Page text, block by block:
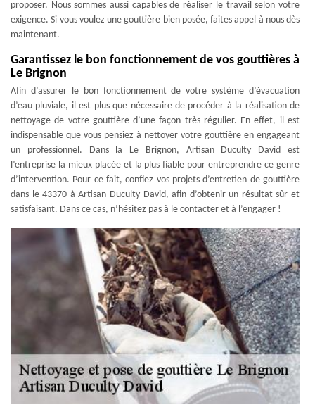
proposer. Nous sommes aussi capables de réaliser le travail selon votre
exigence. Si vous voulez une gouttière bien posée, faites appel à nous dès
maintenant.
Garantissez le bon fonctionnement de vos gouttières à
Le Brignon
Afin d’assurer le bon fonctionnement de votre système d’évacuation
d’eau pluviale, il est plus que nécessaire de procéder à la réalisation de
nettoyage de votre gouttière d’une façon très régulier. En effet, il est
indispensable que vous pensiez à nettoyer votre gouttière en engageant
un professionnel. Dans la Le Brignon, Artisan Duculty David est
l’entreprise la mieux placée et la plus fiable pour entreprendre ce genre
d’intervention. Pour ce fait, confiez vos projets d’entretien de gouttière
dans le 43370 à Artisan Duculty David, afin d’obtenir un résultat sûr et
satisfaisant. Dans ce cas, n’hésitez pas à le contacter et à l’engager !